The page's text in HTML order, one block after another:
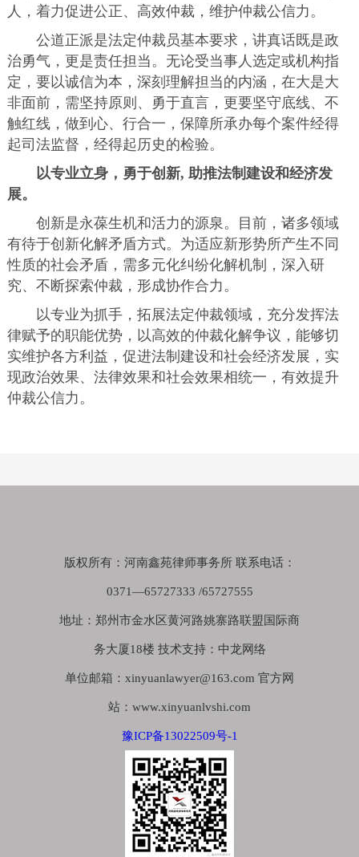
人，着力促进公正、高效仲裁，维护仲裁公信力。
公道正派是法定仲裁员基本要求，讲真话既是政
治勇气，更是责任担当。无论受当事人选定或机构指
定，要以诚信为本，深刻理解担当的内涵，在大是大
非面前，需坚持原则、勇于直言，更要坚守底线、不
触红线，做到心、行合一，保障所承办每个案件经得
起司法监督，经得起历史的检验。
以专业立身，勇于创新, 助推法制建设和经济发
展。
创新是永葆生机和活力的源泉。目前，诸多领域
有待于创新化解矛盾方式。为适应新形势所产生不同
性质的社会矛盾，需多元化纠纷化解机制，深入研
究、不断探索仲裁，形成协作合力。
以专业为抓手，拓展法定仲裁领域，充分发挥法
律赋予的职能优势，以高效的仲裁化解争议，能够切
实维护各方利益，促进法制建设和社会经济发展，实
现政治效果、法律效果和社会效果相统一，有效提升
仲裁公信力。
版权所有：河南鑫苑律师事务所 联系电话：
0371—65727333 /65727555
地址：郑州市金水区黄河路姚寨路联盟国际商
务大厦18楼 技术支持：中龙网络
单位邮箱：xinyuanlawyer@163.com 官方网
站：www.xinyuanlvshi.com
豫ICP备13022509号-1